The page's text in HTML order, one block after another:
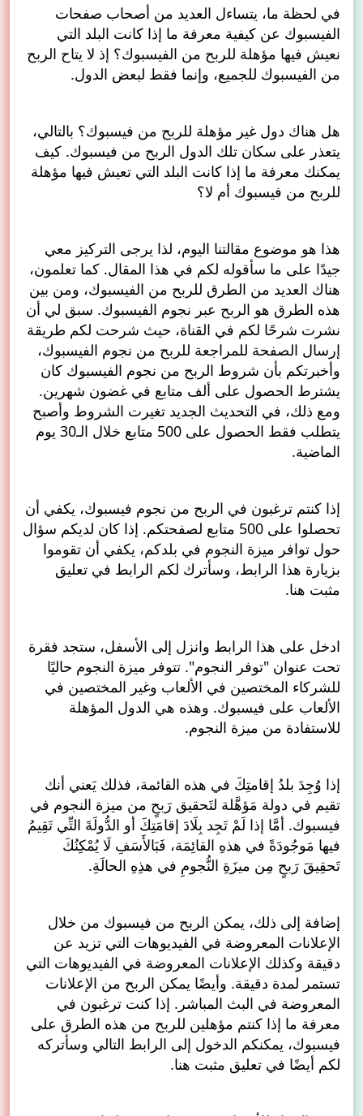
في لحظة ما، يتساءل العديد من أصحاب صفحات
الفيسبوك عن كيفية معرفة ما إذا كانت البلد التي
نعيش فيها مؤهلة للربح من الفيسبوك؟ إذ لا يتاح الربح
من الفيسبوك للجميع، وإنما فقط لبعض الدول.
هل هناك دول غير مؤهلة للربح من فيسبوك؟ بالتالي،
يتعذر على سكان تلك الدول الربح من فيسبوك. كيف
يمكنك معرفة ما إذا كانت البلد التي تعيش فيها مؤهلة
للربح من فيسبوك أم لا؟
هذا هو موضوع مقالتنا اليوم، لذا يرجى التركيز معي
جيدًا على ما سأقوله لكم في هذا المقال. كما تعلمون،
هناك العديد من الطرق للربح من الفيسبوك، ومن بين
هذه الطرق هو الربح عبر نجوم الفيسبوك. سبق لي أن
نشرت شرحًا لكم في القناة، حيث شرحت لكم طريقة
إرسال الصفحة للمراجعة للربح من نجوم الفيسبوك،
وأخبرتكم بأن شروط الربح من نجوم الفيسبوك كان
يشترط الحصول على ألف متابع في غضون شهرين.
ومع ذلك، في التحديث الجديد تغيرت الشروط وأصبح
يتطلب فقط الحصول على 500 متابع خلال الـ30 يوم
الماضية.
إذا كنتم ترغبون في الربح من نجوم فيسبوك، يكفي أن
تحصلوا على 500 متابع لصفحتكم. إذا كان لديكم سؤال
حول توافر ميزة النجوم في بلدكم، يكفي أن تقوموا
بزيارة هذا الرابط، وسأترك لكم الرابط في تعليق
مثبت هنا.
ادخل على هذا الرابط وانزل إلى الأسفل، ستجد فقرة
تحت عنوان "توفر النجوم". تتوفر ميزة النجوم حاليًا
للشركاء المختصين في الألعاب وغير المختصين في
الألعاب على فيسبوك. وهذه هي الدول المؤهلة
للاستفادة من ميزة النجوم.
إذا وُجِدَ بلدُ إقامتِكَ في هذه القائمة، فذلك يَعني أنك
تقيم في دولة مَؤهَّلة لتَحقيق رَبحٍ من ميزة النجوم في
فيسبوك. أمَّا إذا لَمْ تَجِد بِلَادَ إقامَتِكَ أو الدُّولَةَ التِّي تَقِيمُ
فيها مَوجُودَةً في هذهِ القائِمَة، فَبَالأَسَفِ لَا يُمْكِنُكَ
تَحقِيقَ رَبحٍ مِن ميزَةِ النُّجومِ في هذِهِ الحالَةِ.
إضافة إلى ذلك، يمكن الربح من فيسبوك من خلال
الإعلانات المعروضة في الفيديوهات التي تزيد عن
دقيقة وكذلك الإعلانات المعروضة في الفيديوهات التي
تستمر لمدة دقيقة. وأيضًا يمكن الربح من الإعلانات
المعروضة في البث المباشر. إذا كنت ترغبون في
معرفة ما إذا كنتم مؤهلين للربح من هذه الطرق على
فيسبوك، يمكنكم الدخول إلى الرابط التالي وسأتركه
لكم أيضًا في تعليق مثبت هنا.